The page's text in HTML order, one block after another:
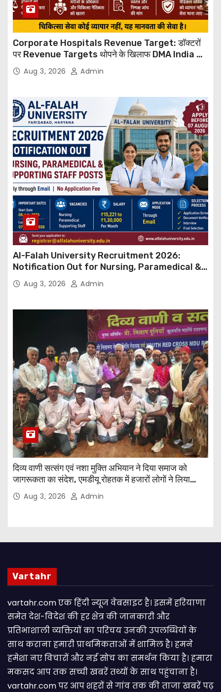
Corporate Hospitals Revenue Target: डॉक्टरों
पर Revenue Targets थोपने के खिलाफ DMA India का
बड़ा कदम, NHRC से Suo Motu जांच की मांग
Aug 3, 2026 Admin
Al-Falah University Recruitment 2026:
Notification Out for Nursing, Paramedical &
Supporting Staff Posts, Apply Through Email
Aug 3, 2026 Admin
दिव्य वाणी सत्संग एवं नशा मुक्ति अभियान ने दिया समाज को
जागरूकता का संदेश, एमडीयू रोहतक में हजारों लोगों ने लिया
संकल्पAug 3, 2026 Admin
Vartahr
vartahr.com एक हिंदी न्यूज वेबसाइट है। इसमें हरियाणा
समेत देश-विदेश की हर क्षेत्र की जानकारी और
प्रतिभाशाली व्यक्तियों का परिचय उनकी उपलब्धियों के
साथ कराना हमारी प्राथमिकताओं में शामिल है। हमने
हमेशा नए विचारों और नई सोच का समर्थन किया है। हमारा
मकसद आप तक सच्ची खबरें तथ्यों के साथ पहुंचाना है।
vartahr.com पर आप शहरों से गांव तक की ताजा खबरें पढ़